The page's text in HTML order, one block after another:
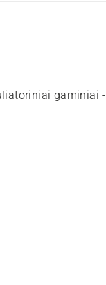
gaminiai -